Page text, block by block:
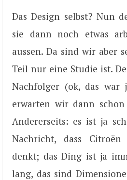
Das Design selbst? Nun
sie dann noch etwas
aussen. Da sind wir aber
Teil nur eine Studie ist.
Nachfolger (ok, das war
erwarten wir dann
Andererseits: es ist ja
Nachricht, dass Citroën
denkt; das Ding ist ja
lang, das sind